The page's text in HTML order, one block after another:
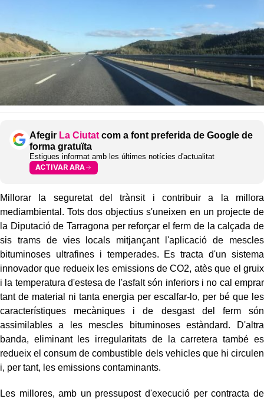
Afegir La Ciutat com a font preferida de Google de
forma gratuïta
Estigues informat amb les últimes notícies d'actualitat
ACTIVAR ARA
Millorar la seguretat del trànsit i contribuir a la millora
mediambiental. Tots dos objectius s'uneixen en un projecte de
la Diputació de Tarragona per reforçar el ferm de la calçada de
sis trams de vies locals mitjançant l'aplicació de mescles
bituminoses ultrafines i temperades. Es tracta d'un sistema
innovador que redueix les emissions de CO2, atès que el gruix
i la temperatura d'estesa de l'asfalt són inferiors i no cal emprar
tant de material ni tanta energia per escalfar-lo, per bé que les
característiques mecàniques i de desgast del ferm són
assimilables a les mescles bituminoses estàndard. D'altra
banda, eliminant les irregularitats de la carretera també es
redueix el consum de combustible dels vehicles que hi circulen
i, per tant, les emissions contaminants.
Les millores, amb un pressupost d'execució per contracta de